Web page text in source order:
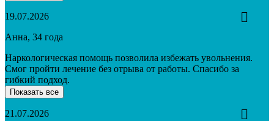
19.07.2026
Анна, 34 года
Наркологическая помощь позволила избежать увольнения.
Смог пройти лечение без отрыва от работы. Спасибо за
гибкий подход.
Показать все
21.07.2026